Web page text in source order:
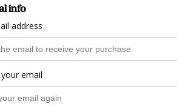
info
address
email